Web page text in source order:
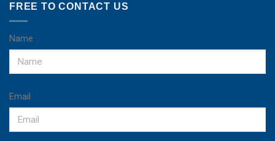
FREE TO CONTACT US
Name
Email